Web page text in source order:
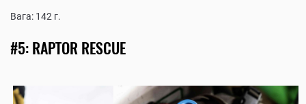
Вага: 142 г.
#5: RAPTOR RESCUE